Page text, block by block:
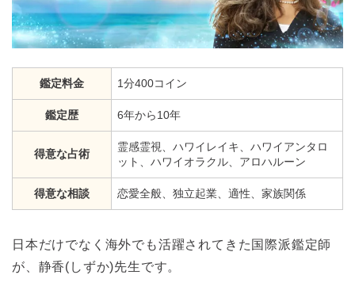
鑑定料金 1分400コイン
鑑定歴 6年から10年
得意な占術
霊感霊視、ハワイレイキ、ハワイアンタロ
ット、ハワイオラクル、アロハルーン
得意な相談 恋愛全般、独立起業、適性、家族関係
日本だけでなく海外でも活躍されてきた国際派鑑定師
が、静香(しずか)先生です。